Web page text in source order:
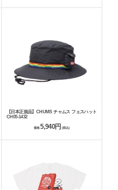
【日本正規品】CHUMS チャムス フェスハット
CH05-1432
価格5,940円 (税込)